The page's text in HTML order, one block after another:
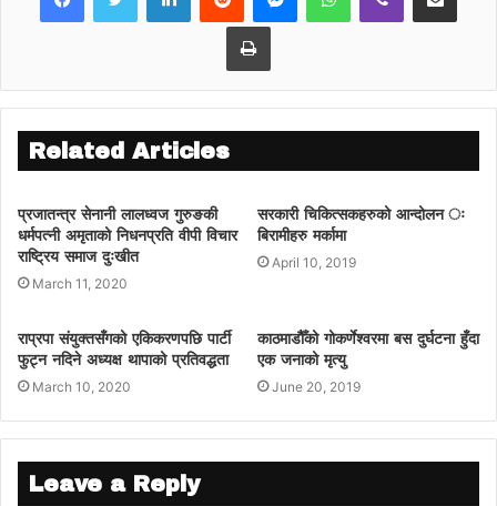
Print
Related Articles
प्रजातन्त्र सेनानी लालध्वज गुरुङकी
धर्मपत्नी अमृताको निधनप्रति वीपी विचार
राष्ट्रिय समाज दुःखीत
March 11, 2020
सरकारी चिकित्सकहरुको आन्दोलन ः
बिरामीहरु मर्कामा
April 10, 2019
राप्रपा संयुक्तसँगको एकिकरणपछि पार्टी
फुट्न नदिने अध्यक्ष थापाको प्रतिवद्धता
March 10, 2020
काठमाडौैँको गोकर्णेश्वरमा बस दुर्घटना हुँदा
एक जनाको मृत्यु
June 20, 2019
Leave a Reply